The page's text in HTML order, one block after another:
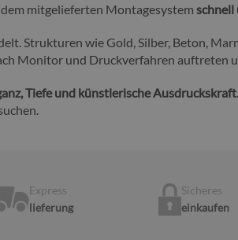
mitgelieferten Montagesystem
Strukturen wie Gold, Silber, Beton,
Monitor und Druckverfahren auftreten
Tiefe und künstlerische Ausdruckskraft
Express
lieferung
Sicheres
einkaufen